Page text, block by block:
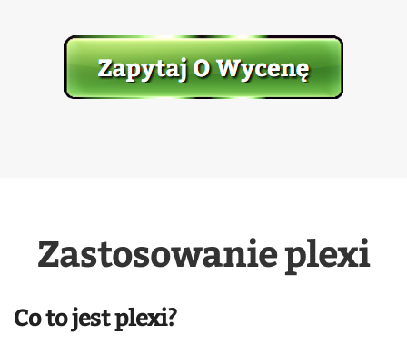
Zastosowanie plexi
Co to jest plexi?